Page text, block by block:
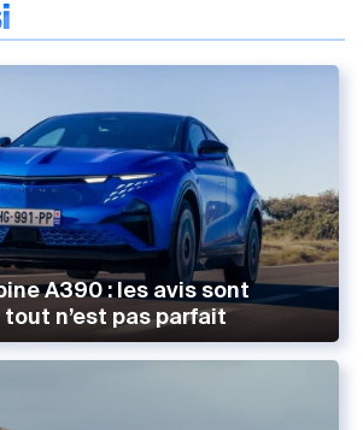
A390 : les avis sont
n’est pas parfait